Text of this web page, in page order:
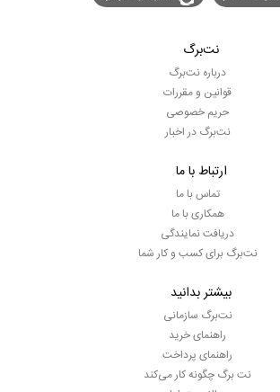
نت‌برگ
درباره نت‌برگ
قوانین و مقررات
حریم خصوصی
نت‌برگ در اخبار
ارتباط با ما
تماس با ما
همکاری با ما
دریافت نمایندگی
نت‌برگ برای کسب و کار شما
بیشتر بدانید
نت‌برگ سازمانی
راهنمای خرید
راهنمای پرداخت
نت برگ چگونه کار می‌کند